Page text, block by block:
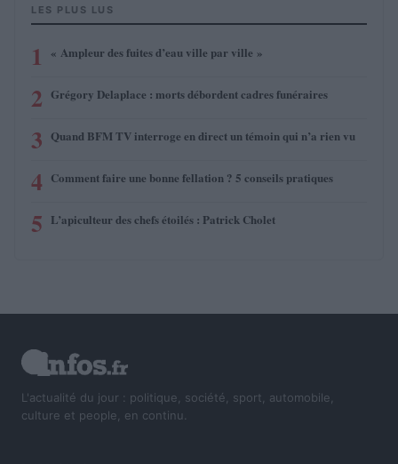
LES PLUS LUS
1 « Ampleur des fuites d’eau ville par ville »
2 Grégory Delaplace : morts débordent cadres funéraires
3 Quand BFM TV interroge en direct un témoin qui n’a rien vu
4 Comment faire une bonne fellation ? 5 conseils pratiques
5 L’apiculteur des chefs étoilés : Patrick Cholet
L'actualité du jour : politique, société, sport, automobile,
culture et people, en continu.